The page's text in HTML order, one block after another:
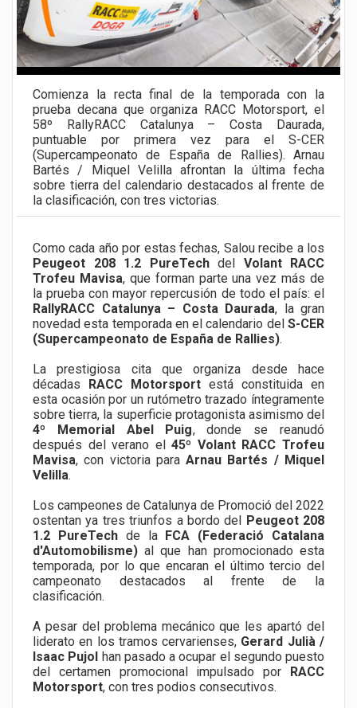
Comienza la recta final de la temporada con la
prueba decana que organiza RACC Motorsport, el
58º RallyRACC Catalunya – Costa Daurada,
puntuable por primera vez para el S-CER
(Supercampeonato de España de Rallies). Arnau
Bartés / Miquel Velilla afrontan la última fecha
sobre tierra del calendario destacados al frente de
la clasificación, con tres victorias.
Como cada año por estas fechas, Salou recibe a los
Peugeot 208 1.2 PureTechdel Volant RACC
Trofeu Mavisa, que forman parte una vez más de
la prueba con mayor repercusión de todo el país: el
RallyRACC Catalunya – Costa Daurada, la gran
novedad esta temporada en el calendario del S-CER
(Supercampeonato de España de Rallies).
La prestigiosa cita que organiza desde hace
décadas RACC Motorsport está constituida en
esta ocasión por un rutómetro trazado íntegramente
sobre tierra, la superficie protagonista asimismo del
4º Memorial Abel Puig, donde se reanudó
después del verano el45º Volant RACC Trofeu
Mavisa, con victoria paraArnau Bartés / Miquel
Velilla.
Los campeones de Catalunya de Promoció del 2022
ostentan ya tres triunfos a bordo del Peugeot 208
1.2 PureTechde la FCA (Federació Catalana
d'Automobilisme)al que han promocionado esta
temporada, por lo que encaran el último tercio del
campeonato destacados al frente de la
clasificación.
A pesar del problema mecánico que les apartó del
liderato en los tramos cervarienses, Gerard Julià /
Isaac Pujol han pasado a ocupar el segundo puesto
del certamen promocional impulsado por RACC
Motorsport, con tres podios consecutivos.